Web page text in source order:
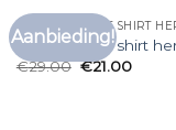
Aanbieding!
LONG SLEEVE T SHIRT
long sleeve t shirt
€29.00 €21.00